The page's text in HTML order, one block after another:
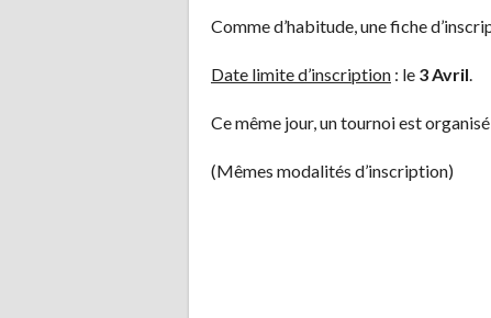
Comme d’habitude, une fiche
Date limite d’inscription : le 3 Avril.
Ce même jour, un tournoi est
(Mêmes modalités d’inscription)